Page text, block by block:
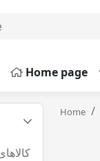
Home page
Home